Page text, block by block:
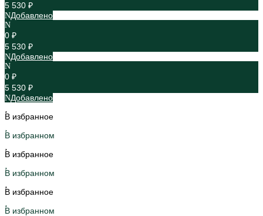
5 530 ₽
Добавлено
0 ₽
5 530 ₽
Добавлено
0 ₽
5 530 ₽
Добавлено
В избранное
В избранном
В избранное
В избранном
В избранное
В избранном